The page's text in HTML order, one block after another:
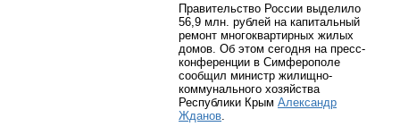
Правительство России выделило
56,9 млн. рублей на капитальный
ремонт многоквартирных жилых
домов. Об этом сегодня на пресс-
конференции в Симферополе
сообщил министр жилищно-
коммунального хозяйства
Республики Крым Александр
Жданов